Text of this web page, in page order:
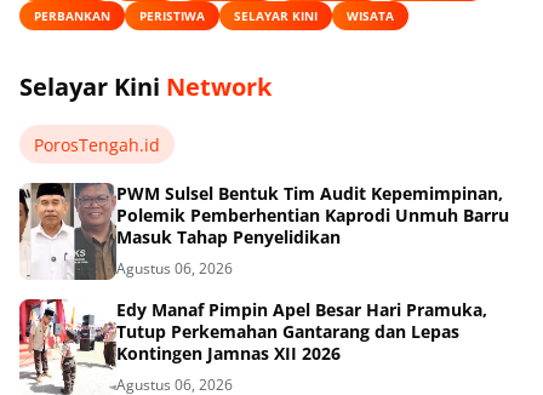
PERBANKAN
PERISTIWA SELAYAR KINI WISATA
Selayar Kini Network
PorosTengah.id
PWM Sulsel Bentuk Tim Audit Kepemimpinan,
Polemik Pemberhentian Kaprodi Unmuh Barru
Masuk Tahap Penyelidikan
Agustus 06, 2026
Edy Manaf Pimpin Apel Besar Hari Pramuka,
Tutup Perkemahan Gantarang dan Lepas
Kontingen Jamnas XII 2026
Agustus 06, 2026